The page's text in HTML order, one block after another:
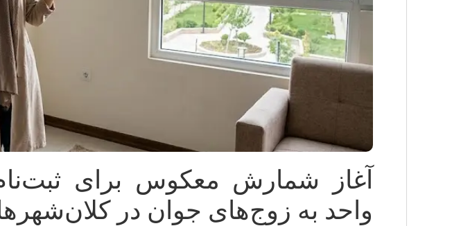
آغاز شمارش معکوس برای
واحد به زوج‌های جوان در